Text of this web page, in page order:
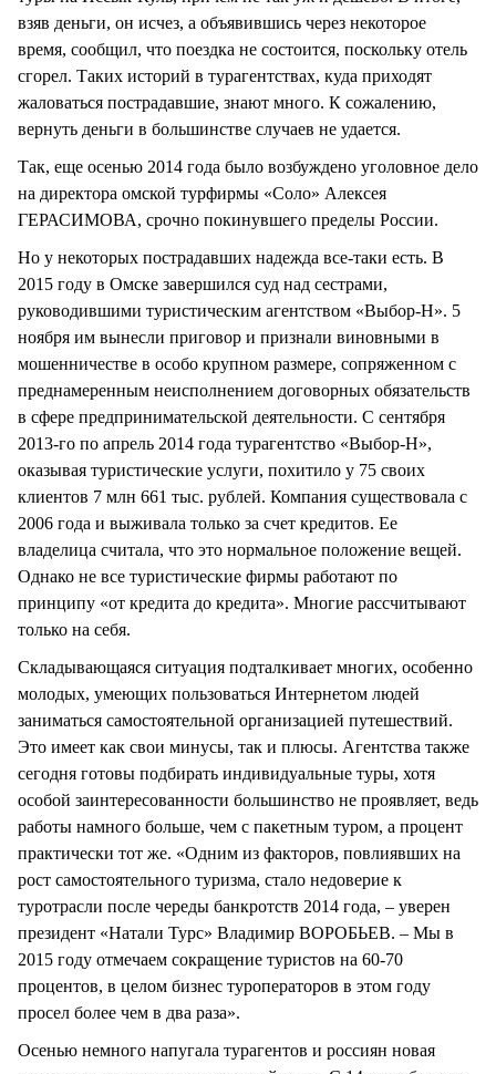
взяв деньги, он исчез, а объявившись через некоторое
время, сообщил, что поездка не состоится, поскольку отель
сгорел. Таких историй в турагентствах, куда приходят
жаловаться пострадавшие, знают много. К сожалению,
вернуть деньги в большинстве случаев не удается.
Так, еще осенью 2014 года было возбуждено уголовное дело
на директора омской турфирмы «Соло» Алексея
ГЕРАСИМОВА, срочно покинувшего пределы России.
Но у некоторых пострадавших надежда все-таки есть. В
2015 году в Омске завершился суд над сестрами,
руководившими туристическим агентством «Выбор-Н». 5
ноября им вынесли приговор и признали виновными в
мошенничестве в особо крупном размере, сопряженном с
преднамеренным неисполнением договорных обязательств
в сфере предпринимательской деятельности. С сентября
2013-го по апрель 2014 года турагентство «Выбор-Н»,
оказывая туристические услуги, похитило у 75 своих
клиентов 7 млн 661 тыс. рублей. Компания существовала с
2006 года и выживала только за счет кредитов. Ее
владелица считала, что это нормальное положение вещей.
Однако не все туристические фирмы работают по
принципу «от кредита до кредита». Многие рассчитывают
только на себя.
Складывающаяся ситуация подталкивает многих, особенно
молодых, умеющих пользоваться Интернетом людей
заниматься самостоятельной организацией путешествий.
Это имеет как свои минусы, так и плюсы. Агентства также
сегодня готовы подбирать индивидуальные туры, хотя
особой заинтересованности большинство не проявляет, ведь
работы намного больше, чем с пакетным туром, а процент
практически тот же. «Одним из факторов, повлиявших на
рост самостоятельного туризма, стало недоверие к
туротрасли после череды банкротств 2014 года, – уверен
президент «Натали Турс» Владимир ВОРОБЬЕВ. – Мы в
2015 году отмечаем сокращение туристов на 60-70
процентов, в целом бизнес туроператоров в этом году
просел более чем в два раза».
Осенью немного напугала турагентов и россиян новая